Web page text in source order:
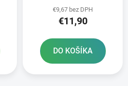
€9,67 bez DPH
€11,90
DO KOŠÍKA